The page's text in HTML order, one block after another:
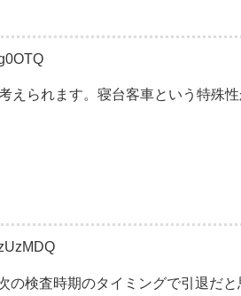
えられます。寝台客車という特殊
の検査時期のタイミングで引退だと